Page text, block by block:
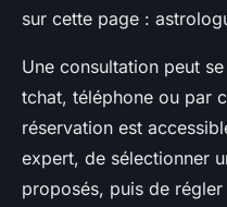
sur cette page :
Une consultation peut
tchat, téléphone ou par
réservation est
expert, de sélectionner
proposés, puis de